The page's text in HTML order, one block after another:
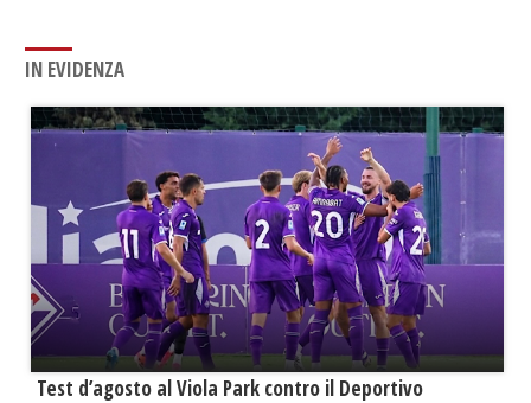
IN EVIDENZA
Test d’agosto al Viola Park contro il Deportivo